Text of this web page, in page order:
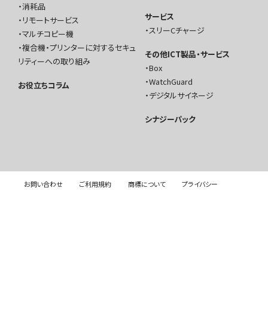
消耗品
リモートサービス
マルチコピー機
複合機・プリンターに対するセキュ
リティーへの取り組み
お役立ちコラム
サービス
スリーCチャージ
その他ICT製品・サービス
Box
WatchGuard
デジタルサイネージ
シナジーパック
お問い合わせ ご利用規約 商標について プライバシー